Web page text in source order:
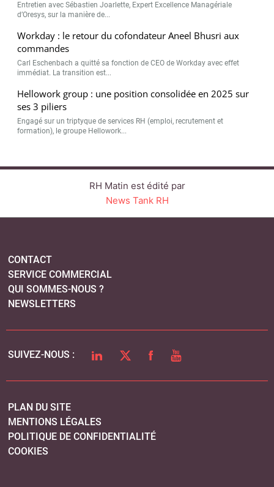
Entretien avec Sébastien Joarlette, Expert Excellence Managériale
d’Oresys, sur la manière de...
Workday : le retour du cofondateur Aneel Bhusri aux
commandes
Carl Eschenbach a quitté sa fonction de CEO de Workday avec effet
immédiat. La transition est...
Hellowork group : une position consolidée en 2025 sur
ses 3 piliers
Engagé sur un triptyque de services RH (emploi, recrutement et
formation), le groupe Hellowork...
RH Matin est édité par
News Tank RH
CONTACT
SERVICE COMMERCIAL
QUI SOMMES-NOUS ?
NEWSLETTERS
SUIVEZ-NOUS : LINKEDINTWITTERFACEBOOK
YOUTUBE
PLAN DU SITE
MENTIONS LÉGALES
POLITIQUE DE CONFIDENTIALITÉ
COOKIES